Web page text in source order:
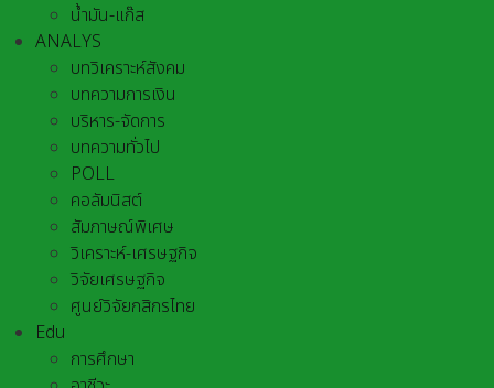
น้ำมัน-แก๊ส
ANALYS
บทวิเคราะห์สังคม
บทความการเงิน
บริหาร-จัดการ
บทความทั่วไป
POLL
คอลัมนิสต์
สัมภาษณ์พิเศษ
วิเคราะห์-เศรษฐกิจ
วิจัยเศรษฐกิจ
ศูนย์วิจัยกสิกรไทย
Edu
การศึกษา